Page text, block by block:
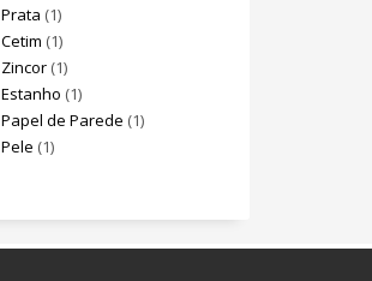
Prata (1)
Cetim (1)
Zincor(1)
Estanho (1)
Papel de Parede (1)
Pele (1)